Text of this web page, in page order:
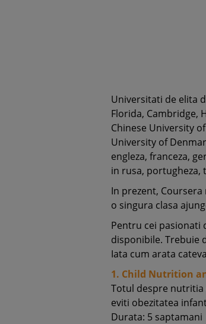
Universitati de elita
Florida, Cambridge,
Chinese University
University of
engleza, franceza,
in rusa, portugheza,
In prezent,
o singura clasa
Pentru cei pasionati
disponibile. Trebuie
Iata cum arata
1. Child Nutrition
Totul despre nutritia
eviti obezitatea
Durata: 5 saptamani